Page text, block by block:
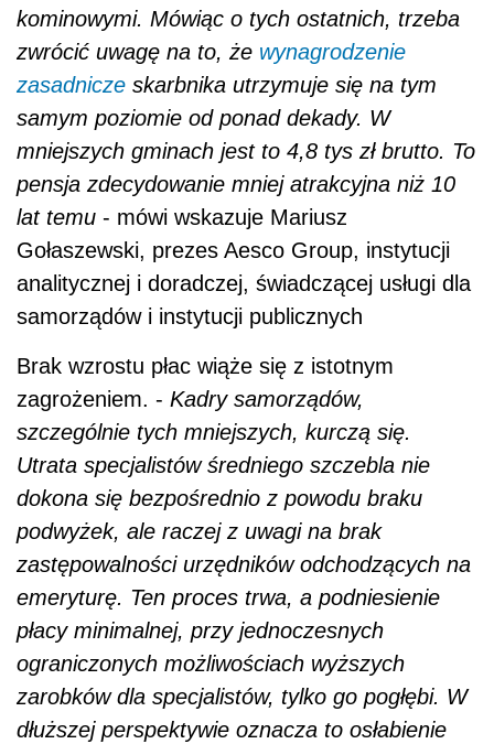
kominowymi. Mówiąc o tych ostatnich, trzeba
zwrócić uwagę na to, że wynagrodzenie
zasadnicze skarbnika utrzymuje się na tym
samym poziomie od ponad dekady. W
mniejszych gminach jest to 4,8 tys zł brutto. To
pensja zdecydowanie mniej atrakcyjna niż 10
lat temu - mówi wskazuje Mariusz
Gołaszewski, prezes Aesco Group, instytucji
analitycznej i doradczej, świadczącej usługi dla
samorządów i instytucji publicznych
Brak wzrostu płac wiąże się z istotnym
zagrożeniem. - Kadry samorządów,
szczególnie tych mniejszych, kurczą się.
Utrata specjalistów średniego szczebla nie
dokona się bezpośrednio z powodu braku
podwyżek, ale raczej z uwagi na brak
zastępowalności urzędników odchodzących na
emeryturę. Ten proces trwa, a podniesienie
płacy minimalnej, przy jednoczesnych
ograniczonych możliwościach wyższych
zarobków dla specjalistów, tylko go pogłębi. W
dłuższej perspektywie oznacza to osłabienie